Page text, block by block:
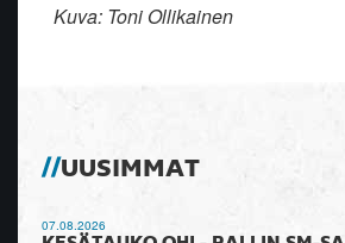
Kuva: Toni Ollikainen
UUSIMMAT
07.08.2026